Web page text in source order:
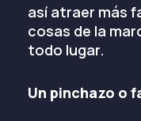
así atraer más
cosas de la
todo lugar.
Un pinchazo o